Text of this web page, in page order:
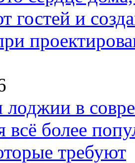
гостей и
лоджии в
всё более
требуют